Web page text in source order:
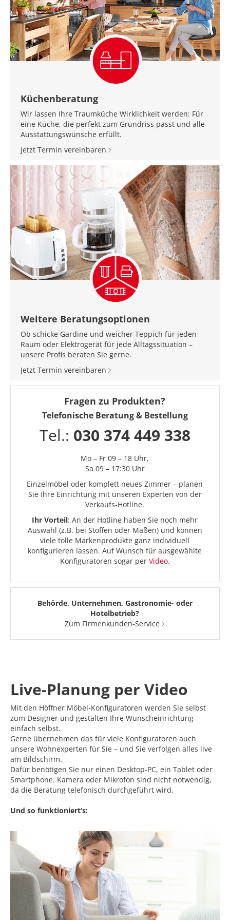
Küchenberatung
Wir lassen Ihre Traumküche Wirklichkeit werden: Für
eine Küche, die perfekt zum Grundriss passt und alle
Ausstattungswünsche erfüllt.
Jetzt Termin vereinbaren
Weitere Beratungsoptionen
Ob schicke Gardine und weicher Teppich für jeden
Raum oder Elektrogerät für jede Alltagssituation –
unsere Profis beraten Sie gerne.
Jetzt Termin vereinbaren
Fragen zu Produkten?
Telefonische Beratung & Bestellung
Tel.: 030 374 449 338
Mo – Fr 09 – 18 Uhr,
Sa 09 – 17:30 Uhr
Einzelmöbel oder komplett neues Zimmer – planen
Sie Ihre Einrichtung mit unseren Experten von der
Verkaufs-Hotline.
Ihr Vorteil: An der Hotline haben Sie noch mehr
Auswahl (z.B. bei Stoffen oder Maßen) und können
viele tolle Markenprodukte ganz individuell
konfigurieren lassen. Auf Wunsch für ausgewählte
Konfiguratoren sogar per Video.
Behörde, Unternehmen, Gastronomie- oder
Hotelbetrieb?
Zum Firmenkunden-Service
Live-Planung per Video
Mit den Höffner Möbel-Konfiguratoren werden Sie selbst
zum Designer und gestalten Ihre Wunscheinrichtung
einfach selbst.
Gerne übernehmen das für viele Konfiguratoren auch
unsere Wohnexperten für Sie – und Sie verfolgen alles live
am Bildschirm.
Dafür benötigen Sie nur einen Desktop-PC, ein Tablet oder
Smartphone. Kamera oder Mikrofon sind nicht notwendig,
da die Beratung telefonisch durchgeführt wird.
Und so funktioniert‘s: